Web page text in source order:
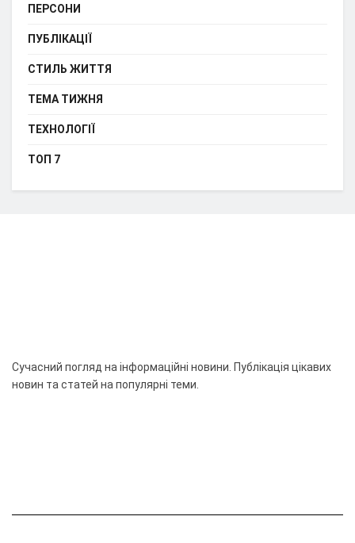
ПЕРСОНИ
ПУБЛІКАЦІЇ
СТИЛЬ ЖИТТЯ
ТЕМА ТИЖНЯ
ТЕХНОЛОГІЇ
ТОП 7
Сучасний погляд на інформаційні новини. Публікація цікавих
новин та статей на популярні теми.